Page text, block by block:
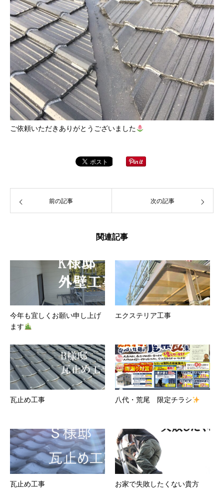
ご依頼いただきありがとうございました
前の記事 次の記事
関連記事
今年も宜しくお願い申し上げ
ます
エクステリア工事
瓦止め工事 八代・荒尾 限定チラシ
瓦止め工事 お家で失敗したくない貴方